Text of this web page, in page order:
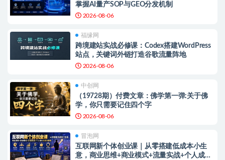
掌握AI量产SOP与GEO分发机制
2026-08-06
福缘网
跨境建站实战必修课：Codex搭建WordPress
站点，关键词外链打造谷歌流量阵地
2026-08-06
中创网
（19728期）付费文章：佛学第一弹:关于佛
学，你只需要记住四个字
2026-08-06
冒泡网
互联网新个体创业课｜从零搭建低成本小生
意，商业思维+商业模式+流量实战+个人成长